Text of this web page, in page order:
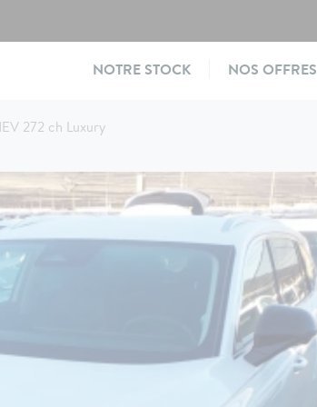
Main
NOTRE STOCK NOS OFFRES
272 ch Luxury